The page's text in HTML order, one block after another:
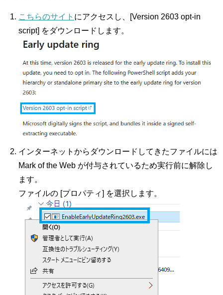
こちらのサイト にアクセスし、[Version 2603 opt-in
script] をダウンロードします。
インターネットからダウンロードしてきたファイルには
Mark of the Web が付与されているため実行前に解除し
ます。
ファイルの [プロパティ] を選択します。